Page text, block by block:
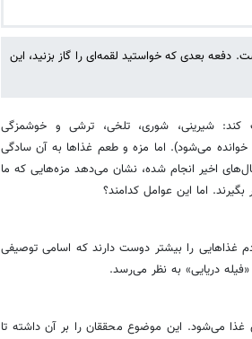
دفعه بعدی که خواستید لقمه‌ای را گاز بزنید، این
اصلی را درک کند: شیرینی، شوری، تلخی، ترشی و خوشمزگی
(طعمی مربوط به غذاهای گوشت و قارچ که به انگلیسی Umami خوانده می‌شود). اما مزه و طعم غذاها به آن سادگی
اخیر انجام شده، نشان می‌دهد مزه‌هایی که ما
اما این عوامل کدامند؟
غذاهایی را بیشتر دوست دارند که اسامی توصیفی
«فیله دریایی» به نظر می‌رسد.
می‌شود. این موضوع محققان را بر آن داشته تا